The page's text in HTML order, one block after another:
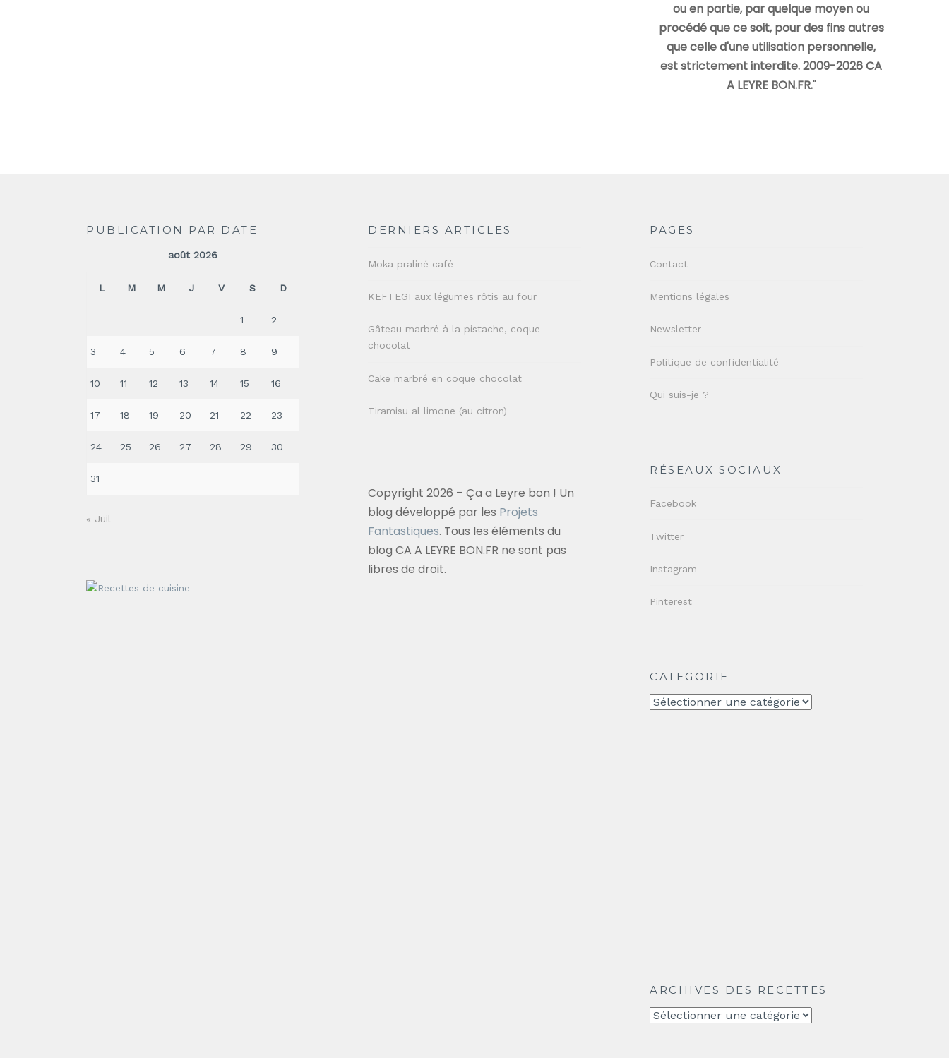
ou en partie, par quelque moyen ou
procédé que ce soit, pour des fins autres
que celle d'une utilisation personnelle,
est strictement interdite. 2009-2026 CA
A LEYRE BON.FR."
PUBLICATION PAR DATE
août 2026
L M M J V S D
1 2
3 4 5 6 7 8 9
10 11 12 13 14 15 16
17 18 19 20 21 22 23
24 25 26 27 28 29 30
31
« Juil
DERNIERS ARTICLES
Moka praliné café
KEFTEGI aux légumes rôtis au four
Gâteau marbré à la pistache, coque
chocolat
Cake marbré en coque chocolat
Tiramisu al limone (au citron)
Copyright 2026 – Ça a Leyre bon ! Un
blog développé par les Projets
Fantastiques. Tous les éléments du
blog CA A LEYRE BON.FR ne sont pas
libres de droit.
PAGES
Contact
Mentions légales
Newsletter
Politique de confidentialité
Qui suis-je ?
RÉSEAUX SOCIAUX
Facebook
Twitter
Instagram
Pinterest
CATEGORIE
CATEGORIE
ARCHIVES DES RECETTES
Archives